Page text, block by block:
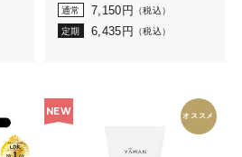
通常 7,150 円 （税込）
定期 6,435 円 （税込）
NEW オススメ